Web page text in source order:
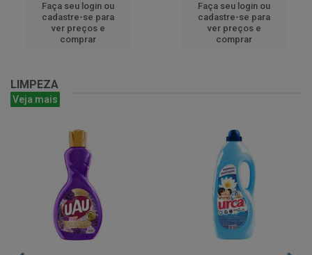
Faça seu login ou
cadastre-se para
ver preços e
comprar
Faça seu login ou
cadastre-se para
ver preços e
comprar
LIMPEZA
Veja mais